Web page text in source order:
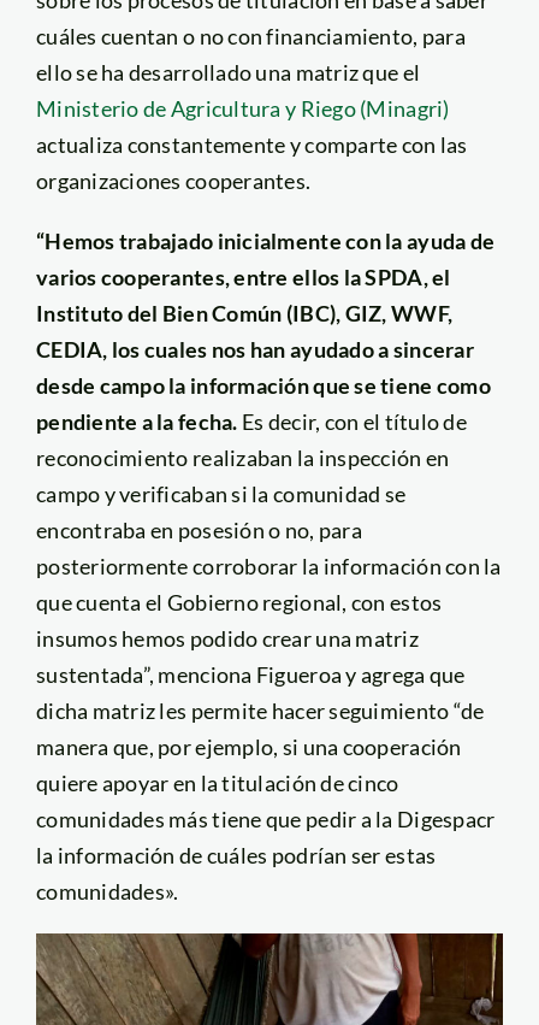
cuáles cuentan o no con financiamiento, para
ello se ha desarrollado una matriz que el
Ministerio de Agricultura y Riego (Minagri)
actualiza constantemente y comparte con las
organizaciones cooperantes.
“Hemos trabajado inicialmente con la ayuda de
varios cooperantes, entre ellos la SPDA, el
Instituto del Bien Común (IBC), GIZ, WWF,
CEDIA, los cuales nos han ayudado a sincerar
desde campo la información que se tiene como
pendiente a la fecha. Es decir, con el título de
reconocimiento realizaban la inspección en
campo y verificaban si la comunidad se
encontraba en posesión o no, para
posteriormente corroborar la información con la
que cuenta el Gobierno regional, con estos
insumos hemos podido crear una matriz
sustentada”, menciona Figueroa y agrega que
dicha matriz les permite hacer seguimiento “de
manera que, por ejemplo, si una cooperación
quiere apoyar en la titulación de cinco
comunidades más tiene que pedir a la Digespacr
la información de cuáles podrían ser estas
comunidades».